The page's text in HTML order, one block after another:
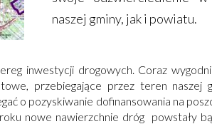
naszej gminy, jak i powiatu.
inwestycji drogowych. Coraz
przebiegające przez teren naszej
o pozyskiwanie dofinansowania na
nowe nawierzchnie dróg powstały